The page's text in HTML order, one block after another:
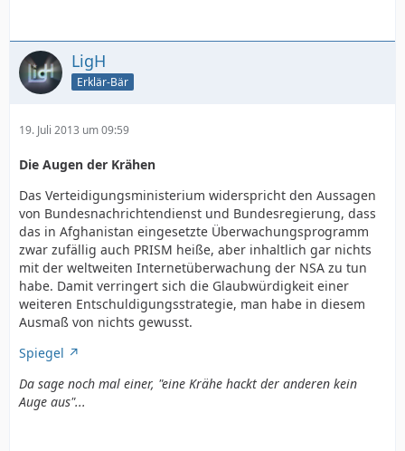
LigH
Erklär-Bär
19. Juli 2013 um 09:59
Die Augen der Krähen
Das Verteidigungsministerium widerspricht den Aussagen
von Bundesnachrichtendienst und Bundesregierung, dass
das in Afghanistan eingesetzte Überwachungsprogramm
zwar zufällig auch PRISM heiße, aber inhaltlich gar nichts
mit der weltweiten Internetüberwachung der NSA zu tun
habe. Damit verringert sich die Glaubwürdigkeit einer
weiteren Entschuldigungsstrategie, man habe in diesem
Ausmaß von nichts gewusst.
Spiegel
Da sage noch mal einer, "eine Krähe hackt der anderen kein
Auge aus"...